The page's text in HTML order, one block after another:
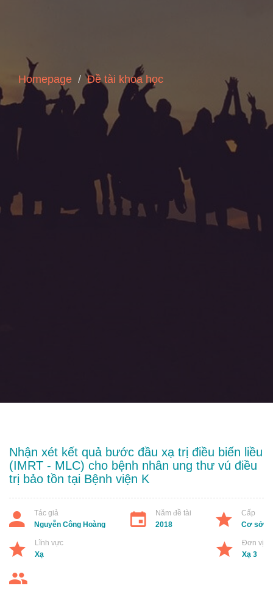
Homepage Đề tài khoa học
Nhận xét kết quả bước đầu xạ trị điều biến liều
(IMRT - MLC) cho bệnh nhân ung thư vú điều
trị bảo tồn tại Bệnh viện K
Tác giả
Nguyễn Công Hoàng
Năm đề tài
2018
Cấp
Cơ sở
Lĩnh vực
Xạ
Đơn vị
Xạ 3